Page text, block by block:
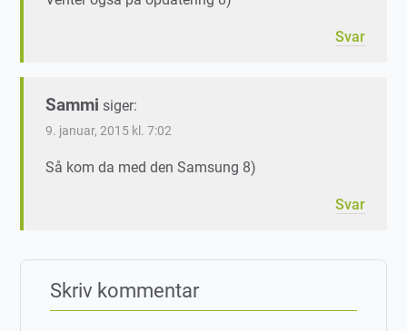
Svar
Sammi siger:
9. januar, 2015 kl. 7:02
Så kom da med den Samsung 8)
Svar
Skriv kommentar